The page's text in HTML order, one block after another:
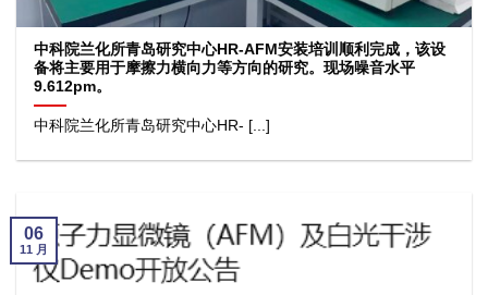
中科院兰化所青岛研究中心HR-AFM安装培训顺利完成，该设
备将主要用于摩擦力横向力等方向的研究。现场噪音水平
9.612pm。
中科院兰化所青岛研究中心HR- [...]
06
11 月